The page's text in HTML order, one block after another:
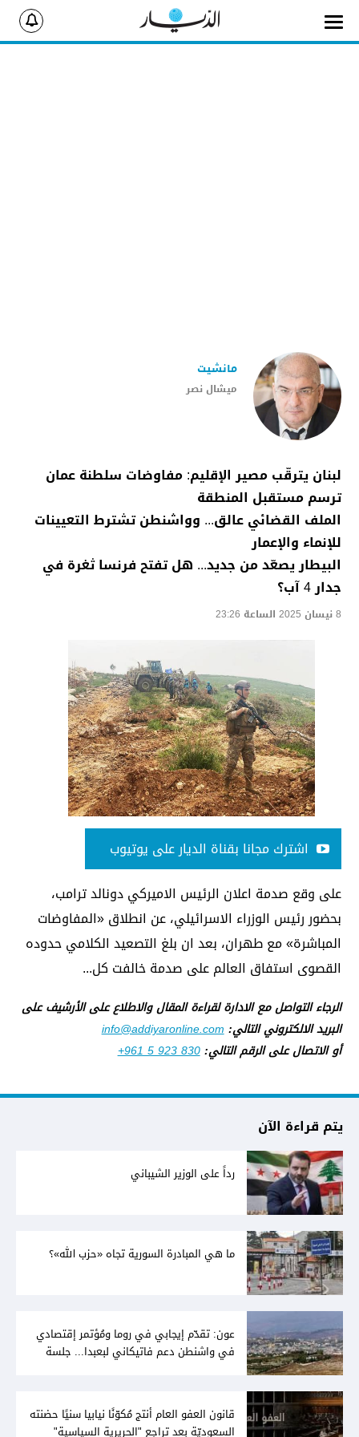
ميشال نصر
مانشيت
لبنان يترقّب مصير الإقليم: مفاوضات سلطنة عمان
ترسم مستقبل المنطقة
الملف القضائي عالق... وواشنطن تشترط التعيينات
للإنماء والإعمار
البيطار يصعّد من جديد... هل تفتح فرنسا ثغرة في
جدار 4 آب؟
8 نيسان 2025 الساعة 23:26
اشترك مجانا بقناة الديار على يوتيوب
على وقع صدمة اعلان الرئيس الاميركي دونالد ترامب،
بحضور رئيس الوزراء الاسرائيلي، عن انطلاق «المفاوضات
المباشرة» مع طهران، بعد ان بلغ التصعيد الكلامي حدوده
القصوى استفاق العالم على صدمة خالفت كل...
الرجاء التواصل مع الادارة لقراءة المقال والاطلاع على الأرشيف على
البريد الالكتروني التالي:info@addiyaronline.com
أو الاتصال على الرقم التالي:+961 5 923 830
يتم قراءة الآن
رداً على الوزير الشيباني
ما هي المبادرة السورية تجاه «حزب الله»؟
عون: تقدّم إيجابي في روما ومُؤتمر إقتصادي
في واشنطن دعم فاتيكاني لبعبدا... جلسة
قانون العفو العام أنتج مُكوّنًا نيابيا سنيًا حضنته
السعوديّة بعد تراجع "الحريرية السياسية"